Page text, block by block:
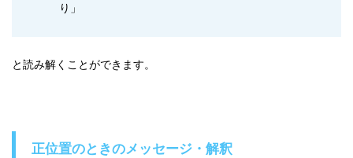
り」
と読み解くことができます。
正位置のときのメッセージ・解釈